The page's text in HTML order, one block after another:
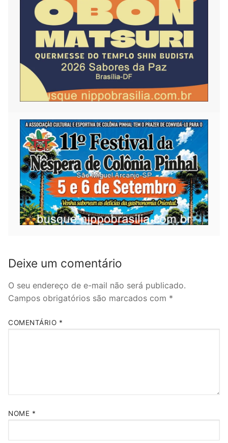
Deixe um comentário
O seu endereço de e-mail não será publicado.
Campos obrigatórios são marcados com *
COMENTÁRIO *
NOME *